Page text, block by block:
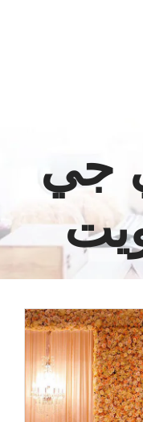
جي